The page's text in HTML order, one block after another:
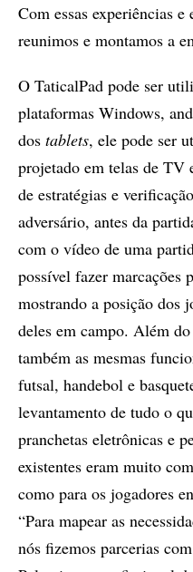
Com essas experiências e
reunimos e montamos a
O TaticalPad pode ser
plataformas Windows,
dos tablets, ele pode ser
projetado em telas de TV
de estratégias e
adversário, antes da
com o vídeo de uma
possível fazer marcações
mostrando a posição dos
deles em campo. Além
também as mesmas
futsal, handebol e
levantamento de tudo o
pranchetas eletrônicas e
existentes eram muito
como para os jogadores
“Para mapear as
nós fizemos parcerias